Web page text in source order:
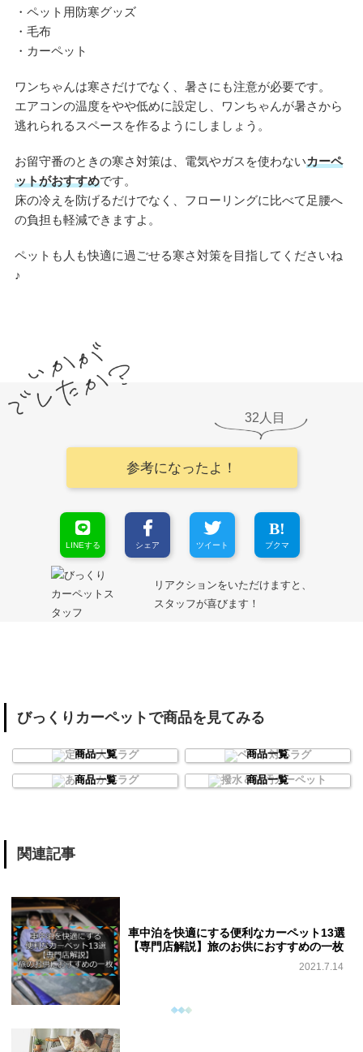
・ペット用防寒グッズ
・毛布
・カーペット
ワンちゃんは寒さだけでなく、暑さにも注意が必要です。
エアコンの温度をやや低めに設定し、ワンちゃんが暑さから
逃れられるスペースを作るようにしましょう。
お留守番のときの寒さ対策は、電気やガスを使わないカーペ
ットがおすすめです。
床の冷えを防げるだけでなく、フローリングに比べて足腰へ
の負担も軽減できますよ。
ペットも人も快適に過ごせる寒さ対策を目指してくださいね
♪
参考になったよ！
32
LINEする シェア ツイート ブクマ
リアクションをいただけますと、
スタッフが喜びます！
びっくりカーペットで商品を見てみる
商品一覧
商品一覧
あったか冬ラグ
商品一覧
撥水＆防汚カーペット
商品一覧
関連記事
車中泊を快適にする便利なカーペット13選
【専門店解説】旅のお供におすすめの一枚
2021.7.14